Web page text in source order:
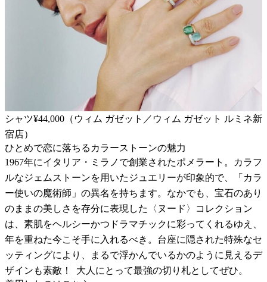
シャツ¥44,000（ウィム ガゼット／ウィム ガゼット ルミネ新
宿店）
ひとめで恋に落ちるカラーストーンの魅力
1967年にイタリア・ミラノで創業されたポメラート。カラフ
ルなジェムストーンを用いたジュエリーが印象的で、「カラ
ー使いの魔術師」の異名を持ちます。なかでも、宝石のあり
のままの美しさを存分に表現した〈ヌード〉コレクション
は、素肌をヘルシーかつドラマチックに彩ってくれるゆえ、
年を重ねた今こそ手に入れるべき。台座に隠された特殊なセ
ッティングにより、まるで浮かんでいるかのように見えるデ
ザインも素敵！
大人にとって最強の切り札としてぜひ。